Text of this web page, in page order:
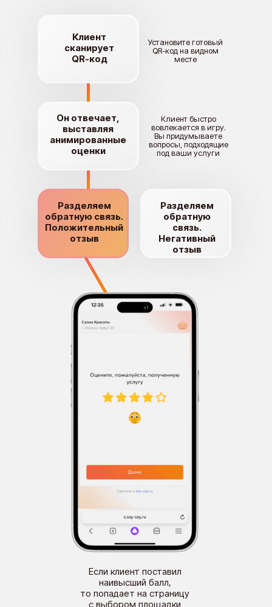
Клиент
сканирует
QR-код
Он отвечает,
выставляя
анимированные
оценки
Установите готовый
QR-код на видном
месте
Клиент быстро
вовлекается в игру.
Вы придумываете
вопросы, подходящие
под ваши услуги
Разделяем
обратную связь.
Положительный
отзыв
Разделяем
обратную
связь.
Негативный
отзыв
Если клиент поставил
наивысший балл,
то попадает на страницу
с выбором площадки
Клиент
сканирует
QR-код
Он отвечает,
выставляя
анимированные
оценки
Установите готовый
QR-код на видном
месте
Клиент быстро
вовлекается в игру.
Вы придумываете
вопросы, подходящие
под ваши услуги
Разделяем
обратную связь.
Положительный
отзыв
Разделяем
обратную
связь.
Негативный
отзыв
Если клиент поставил
низкую оценку,
то программа переведет
его на страницу с обратной